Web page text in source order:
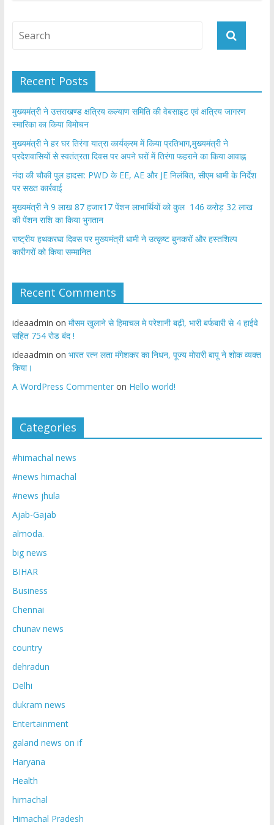
o
Recent Posts
मुख्यमंत्री ने उत्तराखण्ड क्षत्रिय कल्याण समिति की वेबसाइट एवं क्षत्रिय जागरण
स्मारिका का किया विमोचन
मुख्यमंत्री ने हर घर तिरंगा यात्रा कार्यक्रम में किया प्रतिभाग,मुख्यमंत्री ने
प्रदेशवासियों से स्वतंत्रता दिवस पर अपने घरों में तिरंगा फहराने का किया आवाह्न
नंदा की चौकी पुल हादसा: PWD के EE, AE और JE निलंबित, सीएम धामी के निर्देश
पर सख्त कार्रवाई
मुख्यमंत्री ने 9 लाख 87 हजार17 पेंशन लाभार्थियों को कुल 146 करोड़ 32 लाख
की पेंशन राशि का किया भुगतान
राष्ट्रीय हथकरघा दिवस पर मुख्यमंत्री धामी ने उत्कृष्ट बुनकरों और हस्तशिल्प
कारीगरों को किया सम्मानित
Recent Comments
ideaadmin on मौसम खुलाने से हिमाचल मे परेशानी बढ़ी, भारी बर्फबारी से 4 हाईवे
सहित 754 रोड बंद !
ideaadmin on भारत रत्न लता मंगेशकर का निधन, पूज्य मोरारी बापू ने शोक व्यक्त
किया।
A WordPress Commenteron Hello world!
Categories
#himachal news
#news himachal
#news jhula
Ajab-Gajab
almoda.
big news
BIHAR
Business
Chennai
chunav news
country
dehradun
Delhi
dukram news
Entertainment
galand news on if
Haryana
Health
himachal
Himachal Pradesh